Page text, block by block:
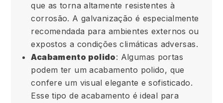
que as torna altamente resistentes à
corrosão. A galvanização é especialmente
recomendada para ambientes externos ou
expostos a condições climáticas adversas.
Acabamento polido: Algumas portas
podem ter um acabamento polido, que
confere um visual elegante e sofisticado.
Esse tipo de acabamento é ideal para